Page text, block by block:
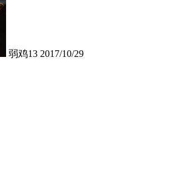
弱鸡13 2017/10/29